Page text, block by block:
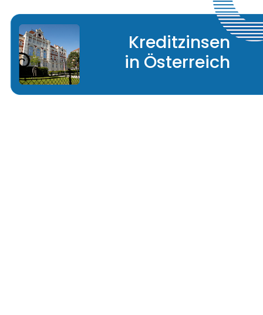
Kreditzinsen
in Österreich